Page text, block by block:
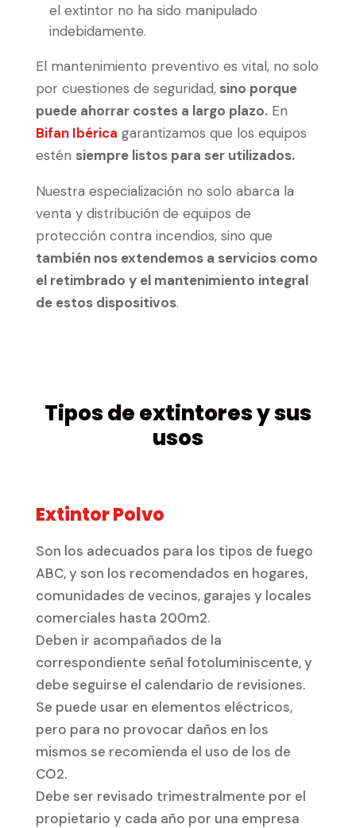
el extintor no ha sido manipulado
indebidamente.
El mantenimiento preventivo es vital, no solo
por cuestiones de seguridad,sino porque
puede ahorrar costes a largo plazo.En
Bifan Ibérica garantizamos que los equipos
estén siempre listos para ser utilizados.
Nuestra especialización no solo abarca la
venta y distribución de equipos de
protección contra incendios, sino que
también nos extendemos a servicios como
el retimbrado y el mantenimiento integral
de estos dispositivos.
Tipos de extintores y sus
usos
Extintor Polvo
Son los adecuados para los tipos de fuego
ABC, y son los recomendados en hogares,
comunidades de vecinos, garajes y locales
comerciales hasta 200m2.
Deben ir acompañados de la
correspondiente señal fotoluminiscente, y
debe seguirse el calendario de revisiones.
Se puede usar en elementos eléctricos,
pero para no provocar daños en los
mismos se recomienda el uso de los de
CO2.
Debe ser revisado trimestralmente por el
propietario y cada año por una empresa